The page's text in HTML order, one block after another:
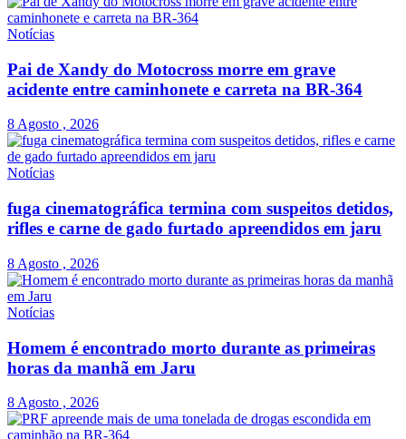
Notícias
Pai de Xandy do Motocross morre em grave
acidente entre caminhonete e carreta na BR-364
8 Agosto , 2026
Notícias
fuga cinematográfica termina com suspeitos detidos,
rifles e carne de gado furtado apreendidos em jaru
8 Agosto , 2026
Notícias
Homem é encontrado morto durante as primeiras
horas da manhã em Jaru
8 Agosto , 2026